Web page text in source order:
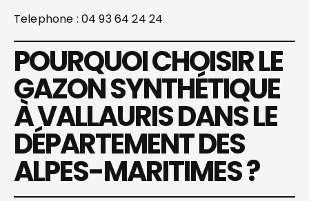
Telephone : 04 93 64 24 24
POURQUOI CHOISIR LE
GAZON SYNTHÉTIQUE
À VALLAURIS DANS LE
DÉPARTEMENT DES
ALPES-MARITIMES ?